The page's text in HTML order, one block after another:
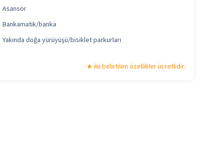
Asansör
Bankamatik/banka
Yakında doğa yürüyüşü/bisiklet parkurları
ile belirtilen özellikler ücretlidir.